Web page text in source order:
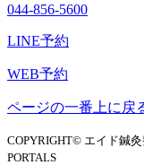
044-856-5600
LINE予約
WEB予約
ページの一番上に戻
COPYRIGHT© エイド鍼灸
PORTALS